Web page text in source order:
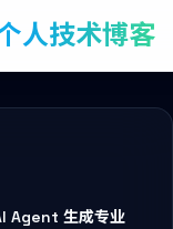
人技术博客
Agent 生成专业